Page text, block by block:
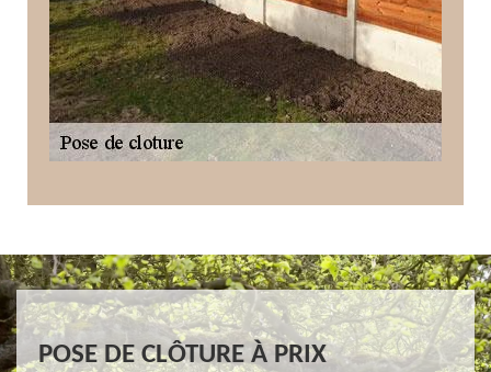
POSE DE CLÔTURE À PRIX